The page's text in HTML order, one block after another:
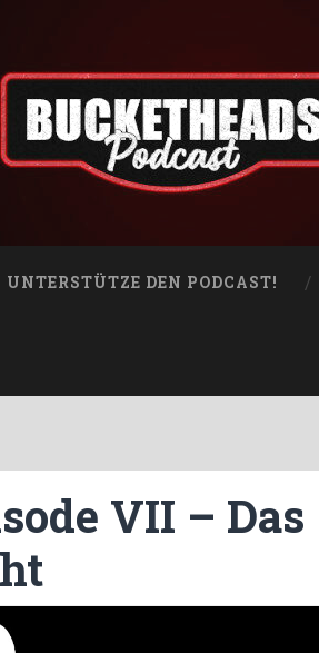
UNTERSTÜTZE DEN PODCAST!
VII – Das